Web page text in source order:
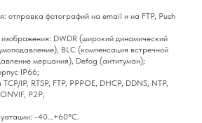
отправка фотографий на email и на FTP, Push
изображения: DWDR (широкий динамический
BLC (компенсация встречной
мерцания), Defog (антитуман);
IP66;
IP, RTSP, FTP, PPPOE, DHCP, DDNS, NTP,
P2P;
-40…+60°С.